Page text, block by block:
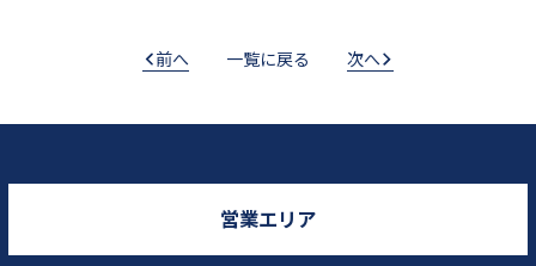
前へ 一覧に戻る 次へ
営業エリア